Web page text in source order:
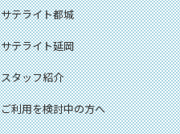
サテライト都城
サテライト延岡
スタッフ紹介
ご利用を検討中の方へ